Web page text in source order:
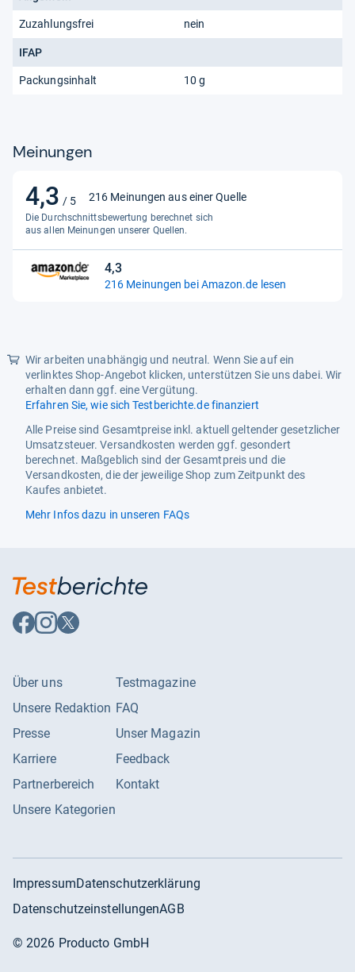
Zuzahlungsfrei nein
IFAP
Packungsinhalt 10 g
Meinungen
4,3 / 5
4,3
von
5
Sternen
216 Meinungen aus einer Quelle
Die Durchschnittsbewertung berechnet sich
aus allen Meinungen unserer Quellen.
4,3
4,3
von
216 Meinungen bei Amazon.de lesen
Wir arbeiten unabhängig und neutral. Wenn Sie auf ein
verlinktes Shop-Angebot klicken, unterstützen Sie uns dabei. Wir
erhalten dann ggf. eine Vergütung.
Erfahren Sie, wie sich Testberichte.de finanziert
Alle Preise sind Gesamtpreise inkl. aktuell geltender gesetzlicher
Umsatzsteuer. Versandkosten werden ggf. gesondert
berechnet. Maßgeblich sind der Gesamtpreis und die
Versandkosten, die der jeweilige Shop zum Zeitpunkt des
Kaufes anbietet.
Mehr Infos dazu in unseren FAQs
Auf
Facebook
Auf
Instagram
Auf
X
Über uns
Unsere Redaktion
Presse
Karriere
Partnerbereich
Unsere Kategorien
Testmagazine
FAQ
Unser Magazin
Feedback
Kontakt
ImpressumDatenschutzerklärung
DatenschutzeinstellungenAGB
©2026 Producto GmbH